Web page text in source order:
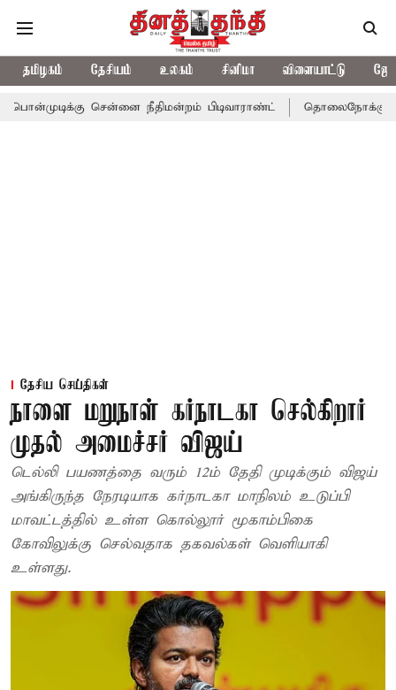
தமிழகம் தேசியம் உலகம் சினிமா விளையாட்டு
சென்னை நீதிமன்றம் பிடிவாராண்ட் தொலைநோக்கு பார்வையுடன்
தேசிய செய்திகள்
நாளை மறுநாள் கர்நாடகா செல்கிறார்
முதல் அமைச்சர் விஜய்
டெல்லி பயணத்தை வரும் 12ம் தேதி முடிக்கும் விஜய்
அங்கிருந்த நேரடியாக கர்நாடகா மாநிலம் உடுப்பி
மாவட்டத்தில் உள்ள கொல்லூர் மூகாம்பிகை
கோவிலுக்கு செல்வதாக தகவல்கள் வெளியாகி
உள்ளது.